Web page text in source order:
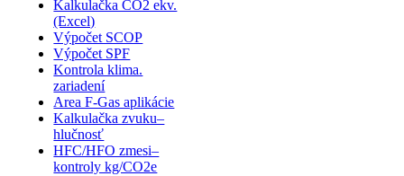
Kalkulačka CO2 ekv.
(Excel)
Výpočet SCOP
Výpočet SPF
Kontrola klima.
zariadení
Area F-Gas aplikácie
Kalkulačka zvuku–
hlučnosť
HFC/HFO zmesi–
kontroly kg/CO2e